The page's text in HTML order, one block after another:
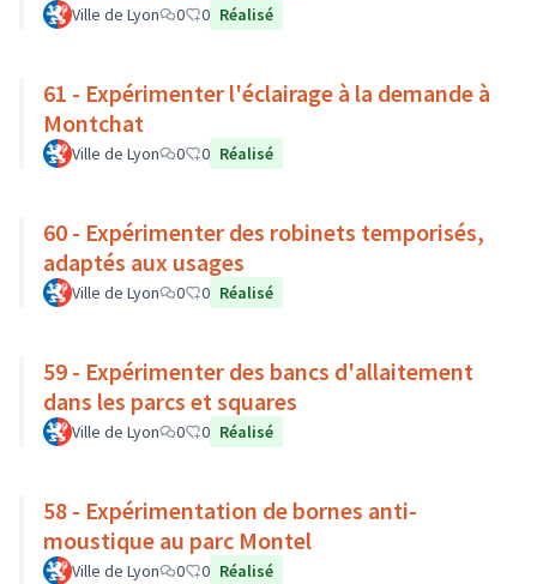
Ville de Lyon 0 0 Réalisé
61 - Expérimenter l'éclairage à la demande à
Montchat
Ville de Lyon 0 0 Réalisé
60 - Expérimenter des robinets temporisés,
adaptés aux usages
Ville de Lyon 0 0 Réalisé
59 - Expérimenter des bancs d'allaitement
dans les parcs et squares
Ville de Lyon 0 0 Réalisé
58 - Expérimentation de bornes anti-
moustique au parc Montel
Ville de Lyon 0 0 Réalisé